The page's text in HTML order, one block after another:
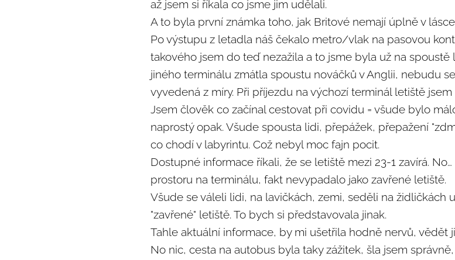
až jsem si říkala co jsme jim udělali.
A to byla první známka toho, jak Britové nemají úplně v
Po výstupu z letadla náš čekalo metro/vlak na pasovou
takového jsem do teď nezažila a to jsme byla už na spoustě
jiného terminálu zmátla spoustu nováčků v Anglii, nebudu
vyvedená z míry. Při příjezdu na výchozí terminál letiště
Jsem člověk co začínal cestovat při covidu = všude bylo
naprostý opak. Všude spousta lidi, přepážek, přepažení
co chodí v labyrintu. Což nebyl moc fajn pocit.
Dostupné informace říkali, že se letiště mezi 23-1 zavírá.
prostoru na terminálu, fakt nevypadalo jako zavřené letiště.
Všude se váleli lidi, na lavičkách, zemi, seděli na židličkách
"zavřené" letiště. To bych si představovala jinak.
Tahle aktuální informace, by mi ušetřila hodně nervů, vědět
No nic, cesta na autobus byla taky zážitek, šla jsem